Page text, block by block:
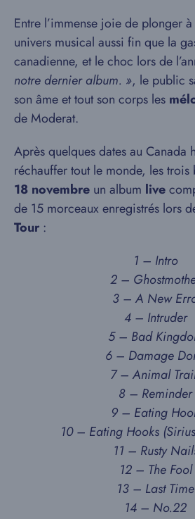
Entre l’immense joie de plonger
univers musical aussi fin que la
canadienne, et le choc lors de
notre dernier album. », le public
son âme et tout son corps les
de Moderat.
Après quelques dates au Canada
réchauffer tout le monde, les
18 novembre un album live
de 15 morceaux enregistrés lors
Tour :
1 – Intro
2 –
3 – A New
4 – Intruder
5 – Bad
6 – Damage
7 – Animal
8 – Reminder
9 – Eating
10 – Eating Hooks
11 – Rusty
12 – The Fool
13 – Last Time
14 – No.22